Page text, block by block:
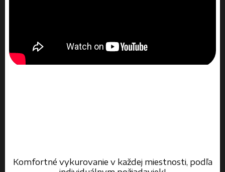
Komfortné vykurovanie v každej miestnosti, podľa